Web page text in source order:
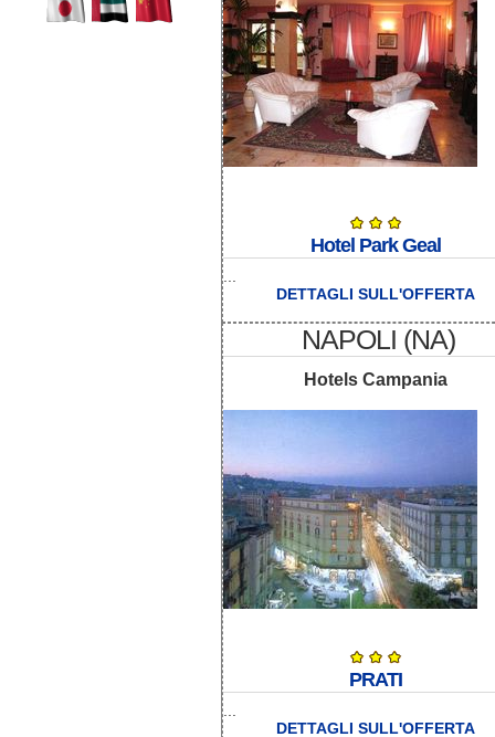
Hotel Park Geal
DETTAGLI SULL'OFFERTA
NAPOLI (NA)
Hotels Campania
PRATI
DETTAGLI SULL'OFFERTA